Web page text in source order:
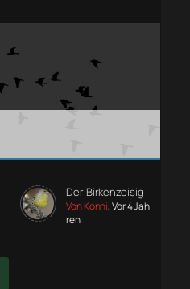
Der Birkenzeisig
Von Konni, Vor 4 Jah
ren